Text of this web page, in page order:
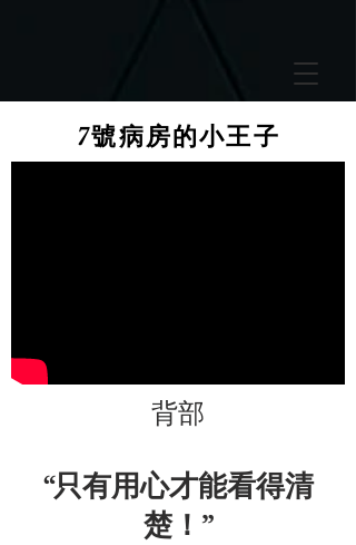
7號病房的小王子
背部
“只有用心才能看得清
楚！”